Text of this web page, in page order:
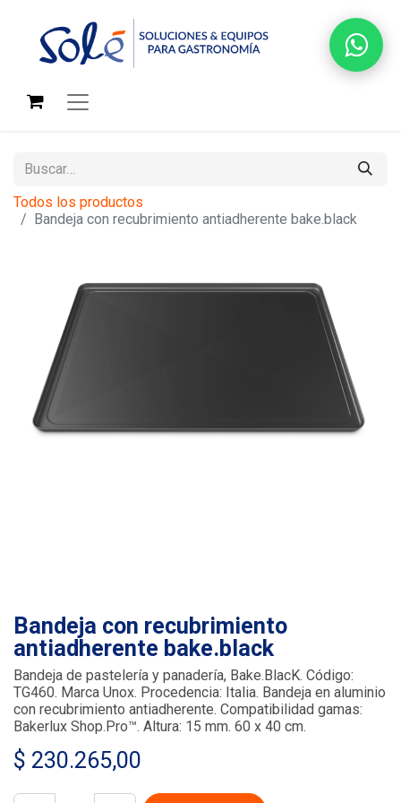
Todos los productos
Bandeja con recubrimiento antiadherente bake.black
Bandeja con recubrimiento
antiadherente bake.black
Bandeja de pastelería y panadería, Bake.BlacK. Código:
TG460. Marca Unox. Procedencia: Italia. Bandeja en aluminio
con recubrimiento antiadherente. Compatibilidad gamas:
Bakerlux Shop.Pro™. Altura: 15 mm. 60 x 40 cm.
$ 230.265,00